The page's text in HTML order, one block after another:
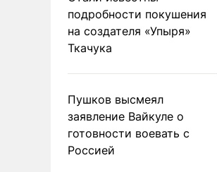
подробности покушения
на создателя «Упыря»
Ткачука
Пушков высмеял
заявление Вайкуле о
готовности воевать с
Россией